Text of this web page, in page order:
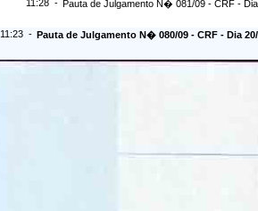
11:28 - Pauta de Julgamento N� 081/09 - CRF -
11:23 - Pauta de Julgamento N� 080/09 - CRF - Dia 20/